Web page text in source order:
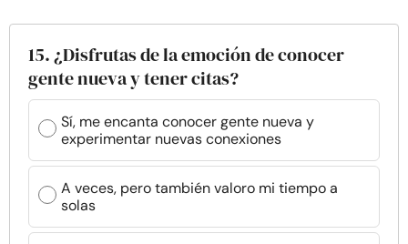
15. ¿Disfrutas de la emoción de conocer
gente nueva y tener citas?
Sí, me encanta conocer gente nueva y
experimentar nuevas conexiones
A veces, pero también valoro mi tiempo a
solas